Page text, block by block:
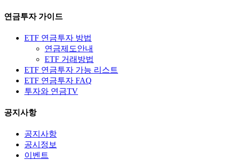
연금투자 가이드
ETF 연금투자 방법
연금제도안내
ETF 거래방법
ETF 연금투자 가능 리스트
ETF 연금투자 FAQ
투자와 연금TV
공지사항
공지사항
공시정보
이벤트